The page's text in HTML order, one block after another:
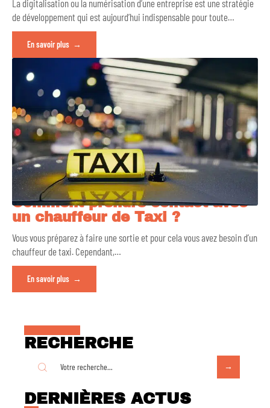
La digitalisation ou la numérisation d’une entreprise est une stratégie
de développement qui est aujourd’hui indispensable pour toute…
En savoir plus
Comment prendre contact avec
un chauffeur de Taxi ?
Vous vous préparez à faire une sortie et pour cela vous avez besoin d’un
chauffeur de taxi. Cependant,…
En savoir plus
RECHERCHE
DERNIÈRES ACTUS